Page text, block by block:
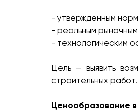
- утвержденным
- реальным
- технологическим
Цель — выявить
строительных работ.
Ценообразование